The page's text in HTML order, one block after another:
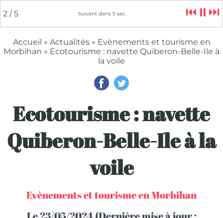
2 / 5 Suivant dans 5sec. ⏮ ⏸ ⏭
Accueil » Actualités» Evènements et tourisme en
Morbihan » Ecotourisme : navette Quiberon-Belle-Ile à
la voile
Ecotourisme : navette
Quiberon-Belle-Ile à la
voile
Evènements et tourisme en Morbihan